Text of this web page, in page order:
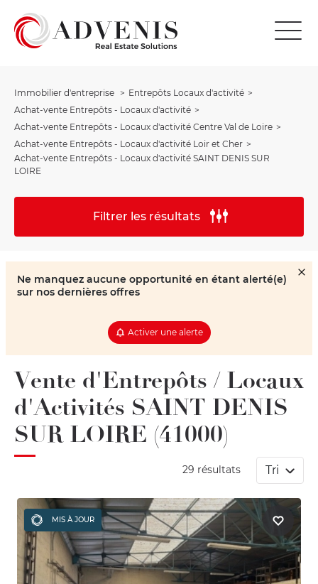
Immobilier d'entreprise
Entrepôts Locaux d'activité
Achat-vente Entrepôts - Locaux d'activité
Achat-vente Entrepôts - Locaux d'activité Centre Val de Loire
Achat-vente Entrepôts - Locaux d'activité Loir et Cher
Achat-vente Entrepôts - Locaux d'activité SAINT DENIS SUR
LOIRE
Filtrer les résultats
Ne manquez aucune opportunité en étant alerté(e)
sur nos dernières offres
Activer une alerte
Vente d'Entrepôts / Locaux
d'Activités SAINT DENIS
SUR LOIRE (41000)
29 résultats Tri
MIS À JOUR